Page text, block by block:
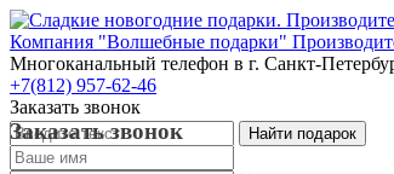
Компания "Волшебные подарки"
Многоканальный телефон в г. Санкт-
+7(812) 957-62-46
Заказать звонок
Заказать звонок
Запросить каталог в pdf